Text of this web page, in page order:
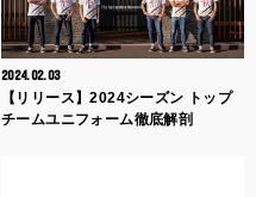
2024.02.03
【リリース】2024シーズン トップ
チームユニフォーム徹底解剖